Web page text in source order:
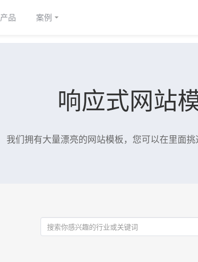
产品 案例
响应式网站
我们拥有大量漂亮的网站模板，您可以在里面